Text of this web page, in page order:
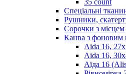
Спеціальні
Рушники,
Сорочки з
Канва з
Aida 16,
Aida 16,
Аїда 16